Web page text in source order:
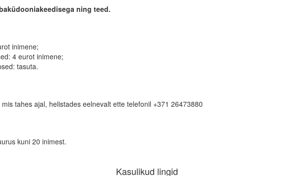
ning teed.
inimene;
4 eurot inimene;
tasuta.
tahes ajal, helistades eelnevalt ette telefonil +371 26473880
kuni 20 inimest.
Kasulikud lingid